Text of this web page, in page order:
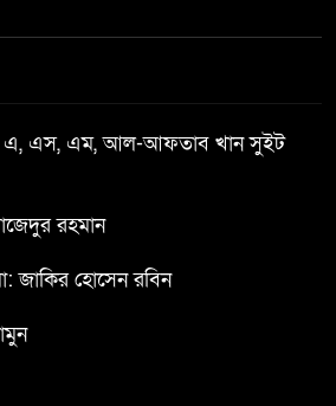
পঞ্চগড়ে ১০ দফা দাবিতে ১১ দলীয়
বাগাতিপাড়ায় স্বামীর মৃত্যুর আধা
এ, এস, এম, আল-আফতাব খান সুইট
রহমান
জাকির হোসেন রবিন